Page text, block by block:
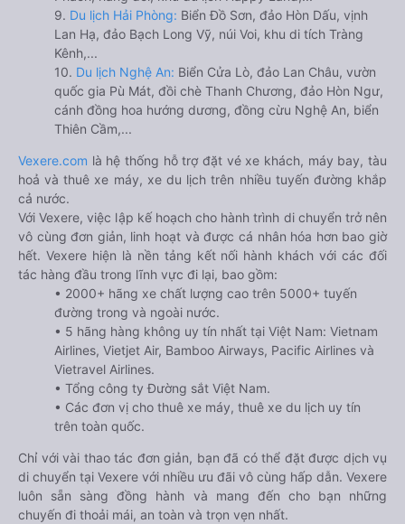
9. Du lịch Hải Phòng: Biển Đồ Sơn, đảo Hòn Dấu, vịnh
Lan Hạ, đảo Bạch Long Vỹ, núi Voi, khu di tích Tràng
Kênh,...
10. Du lịch Nghệ An: Biển Cửa Lò, đảo Lan Châu, vườn
quốc gia Pù Mát, đồi chè Thanh Chương, đảo Hòn Ngư,
cánh đồng hoa hướng dương, đồng cừu Nghệ An, biển
Thiên Cầm,...
Vexere.com là hệ thống hỗ trợ đặt vé xe khách, máy bay, tàu
hoả và thuê xe máy, xe du lịch trên nhiều tuyến đường khắp
cả nước.
Với Vexere, việc lập kế hoạch cho hành trình di chuyển trở nên
vô cùng đơn giản, linh hoạt và được cá nhân hóa hơn bao giờ
hết. Vexere hiện là nền tảng kết nối hành khách với các đối
tác hàng đầu trong lĩnh vực đi lại, bao gồm:
• 2000+ hãng xe chất lượng cao trên 5000+ tuyến
đường trong và ngoài nước.
• 5 hãng hàng không uy tín nhất tại Việt Nam: Vietnam
Airlines, Vietjet Air, Bamboo Airways, Pacific Airlines và
Vietravel Airlines.
• Tổng công ty Đường sắt Việt Nam.
• Các đơn vị cho thuê xe máy, thuê xe du lịch uy tín
trên toàn quốc.
Chỉ với vài thao tác đơn giản, bạn đã có thể đặt được dịch vụ
di chuyển tại Vexere với nhiều ưu đãi vô cùng hấp dẫn. Vexere
luôn sẵn sàng đồng hành và mang đến cho bạn những
chuyến đi thoải mái, an toàn và trọn vẹn nhất.